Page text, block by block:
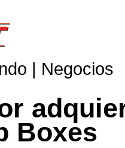
| Negocios
Boxes